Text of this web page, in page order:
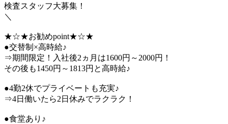
検査スタッフ大募集！
＼
★☆★お勧めpoint★☆★
●交替制×高時給♪
⇒期間限定！入社後2ヵ月は1600円～2000円！
その後も1450円～1813円と高時給♪
●4勤2休でプライベートも充実♪
⇒4日働いたら2日休みでラクラク！
●食堂あり♪